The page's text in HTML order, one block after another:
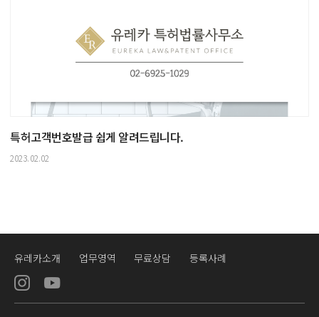
특허고객번호발급 쉽게 알려드립니다.
2023.02.02
유레카소개 업무영역 무료상담 등록사례